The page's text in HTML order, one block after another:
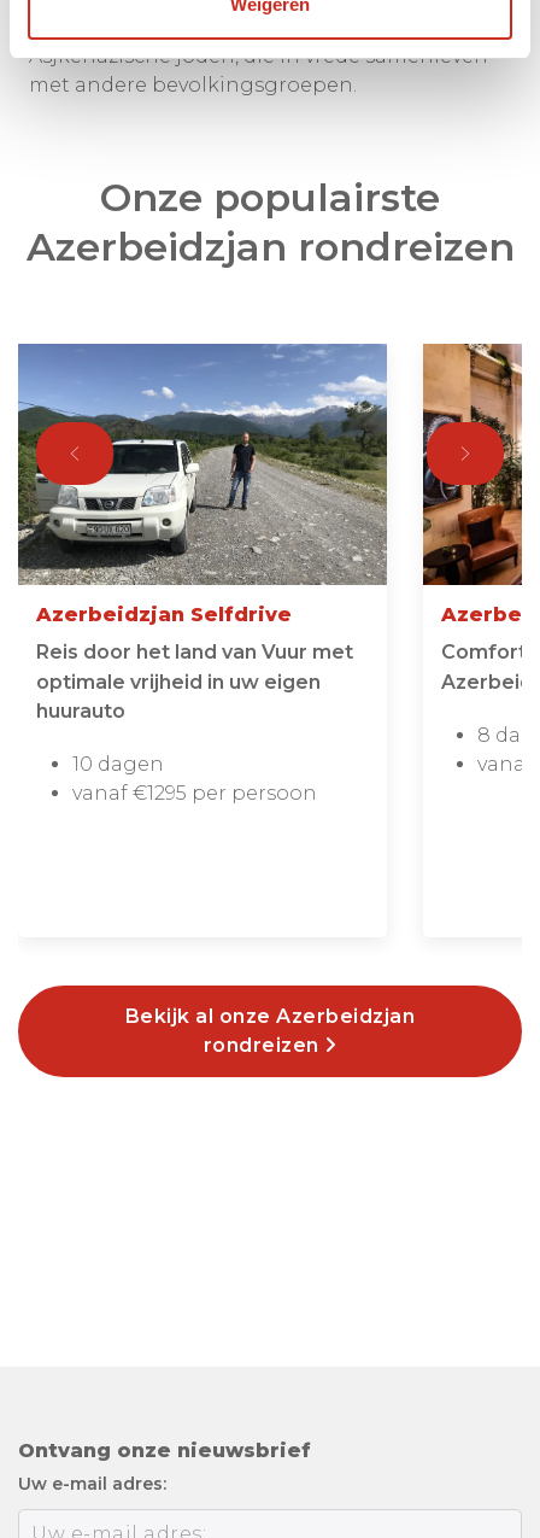
Weigeren
Asjkenazische joden, die in vrede samenleven
met andere bevolkingsgroepen.
Onze populairste
Azerbeidzjan rondreizen
Azerbeidzjan Selfdrive
Reis door het land van Vuur met
optimale vrijheid in uw eigen
huurauto
10 dagen
vanaf €1295 per persoon
8
vanaf
Bekijk al onze Azerbeidzjan
rondreizen
Ontvang onze nieuwsbrief
Uw e-mail adres: